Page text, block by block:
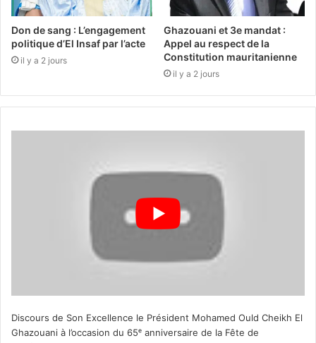
Don de sang : L’engagement
politique d’El Insaf par l’acte
il y a 2 jours
Ghazouani et 3e mandat :
Appel au respect de la
Constitution mauritanienne
il y a 2 jours
Discours de Son Excellence le Président Mohamed Ould Cheikh El
Ghazouani à l’occasion du 65ᵉ anniversaire de la Fête de